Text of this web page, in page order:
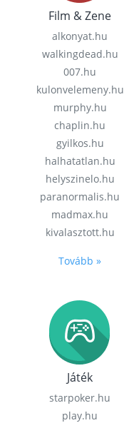
Film & Zene
alkonyat.hu
walkingdead.hu
007.hu
kulonvelemeny.hu
murphy.hu
chaplin.hu
gyilkos.hu
halhatatlan.hu
helyszinelo.hu
paranormalis.hu
madmax.hu
kivalasztott.hu
Tovább »
Játék
starpoker.hu
play.hu